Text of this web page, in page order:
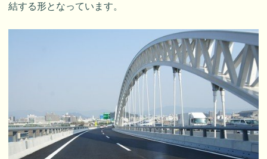
結する形となっています。